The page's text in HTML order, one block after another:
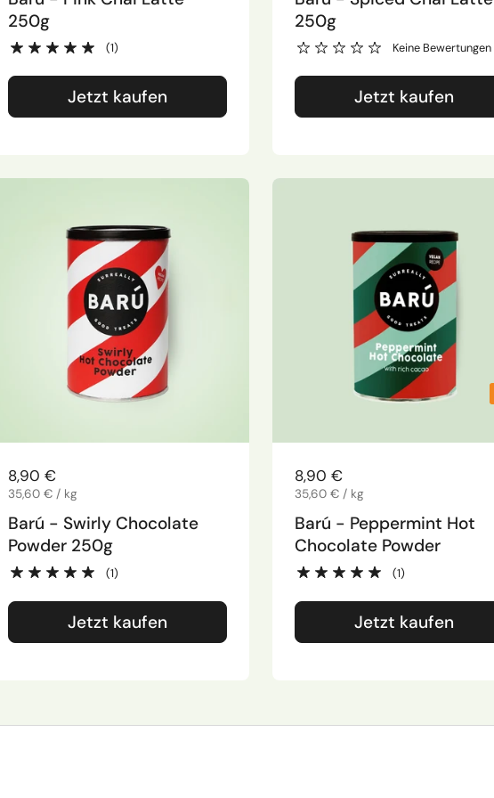
250g
(1)
Jetzt kaufen
250g
Keine Bewertungen
Jetzt kaufen
Regulärer Preis
8,90 €
Stückpreis
35,60 € / kg
Barú - Swirly Chocolate
Powder 250g
(1)
Jetzt kaufen
Regulärer Preis
8,90 €
Stückpreis
35,60 € / kg
Barú - Peppermint Hot
Chocolate Powder
(1)
Jetzt kaufen